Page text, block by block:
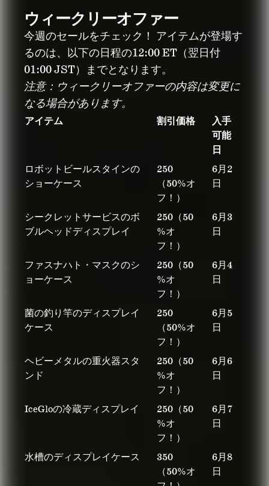
ウィークリーオファー
今週のセールをチェック！ アイテムが登場す
るのは、以下の日程の12:00 ET（翌日付
01:00 JST）までとなります。
注意：ウィークリーオファーの内容は変更に
なる場合があります。
アイテム 割引価格
入手
可能
日
ロボットビールスタインの
ショーケース
250
（50%オ
フ！）
6月2
日
シークレットサービスのボ
ブルヘッドディスプレイ
250（50
%オ
フ！）
6月3
日
ファスナハト・マスクのシ
ョーケース
250（50
%オ
フ！）
6月4
日
菌の釣り竿のディスプレイ
ケース
250
（50%オ
フ！）
6月5
日
ヘビーメタルの重火器スタ
ンド
250（50
%オ
フ！）
6月6
日
IceGloの冷蔵ディスプレイ
250（50
%オ
フ！）
6月7
日
水槽のディスプレイケース
350
（50%オ
6月8
日